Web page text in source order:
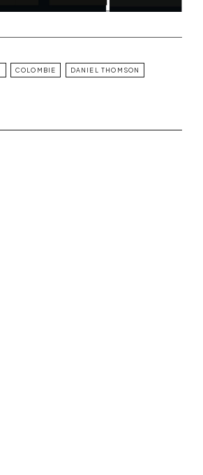
COLOMBIE DANIEL THOMSON